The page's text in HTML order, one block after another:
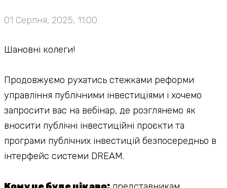
01 Серпня, 2025, 11:00
Шановні колеги!
Продовжуємо рухатись стежками реформи
управління публічними інвестиціями і хочемо
запросити вас на вебінар, де розглянемо як
вносити публічні інвестиційні проєкти та
програми публічних інвестицій безпосередньо в
інтерфейс системи DREAM.